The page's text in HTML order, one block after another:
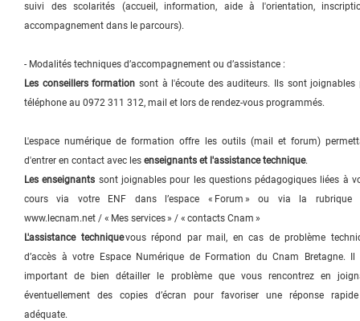
suivi des scolarités (accueil, information, aide à l'orientation,
accompagnement dans le parcours).
- Modalités techniques d’accompagnement ou d’assistance :
Les conseillers formation sont à l'écoute des auditeurs. Ils sont joignables
téléphone au 0972 311 312, mail et lors de rendez-vous programmés.
L'espace numérique de formation offre les outils (mail et forum)
d'entrer en contact avec les enseignants et l'assistance technique.
Les enseignants sont joignables pour les questions pédagogiques liées à
cours via votre ENF dans l’espace « Forum » ou via la rubrique
www.lecnam.net / « Mes services » / « contacts Cnam »
L'assistance techniquevous répond par mail, en cas de problème
d’accès à votre Espace Numérique de Formation du Cnam Bretagne. Il
important de bien détailler le problème que vous rencontrez en
éventuellement des copies d’écran pour favoriser une réponse
adéquate.